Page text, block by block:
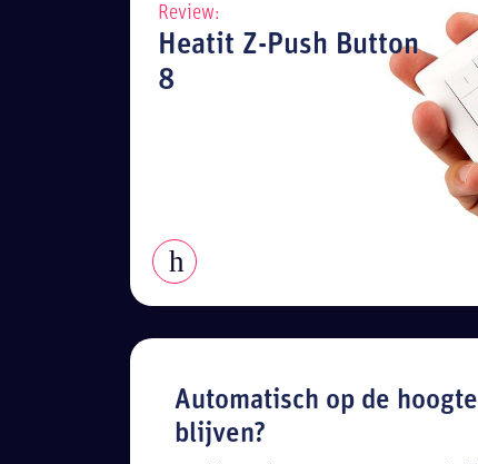
Review:
Heatit Z-Push Button
8
Automatisch op de hoogte
blijven?